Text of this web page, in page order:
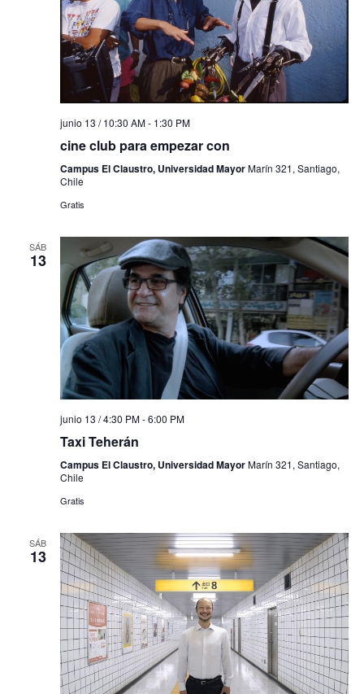
junio 13 / 10:30 AM- 1:30 PM
cine club para empezar con
Campus El Claustro, Universidad MayorMarín 321, Santiago,
Chile
Gratis
SÁB
13
junio 13 / 4:30 PM-6:00 PM
Taxi Teherán
Campus El Claustro, Universidad MayorMarín 321, Santiago,
Chile
Gratis
SÁB
13